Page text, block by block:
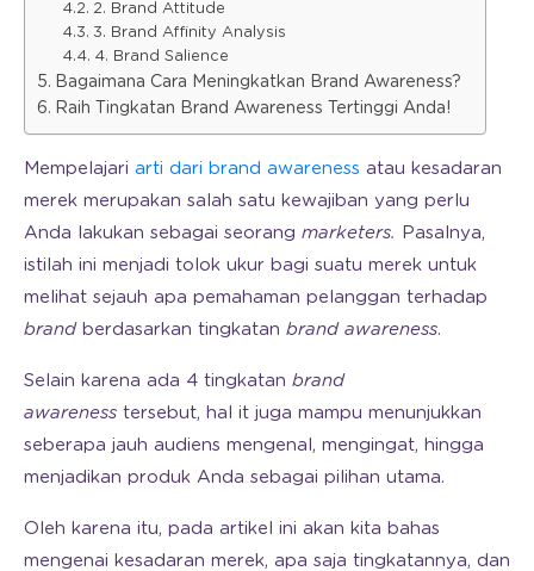
2. Brand Attitude
3. Brand Affinity Analysis
4. Brand Salience
Bagaimana Cara Meningkatkan Brand Awareness?
Raih Tingkatan Brand Awareness Tertinggi Anda!
Mempelajari arti dari brand awareness atau kesadaran
merek merupakan salah satu kewajiban yang perlu
Anda lakukan sebagai seorang marketers. Pasalnya,
istilah ini menjadi tolok ukur bagi suatu merek untuk
melihat sejauh apa pemahaman pelanggan terhadap
brand berdasarkan tingkatan brand awareness.
Selain karena ada 4 tingkatan brand
awareness tersebut, hal it juga mampu menunjukkan
seberapa jauh audiens mengenal, mengingat, hingga
menjadikan produk Anda sebagai pilihan utama.
Oleh karena itu, pada artikel ini akan kita bahas
mengenai kesadaran merek, apa saja tingkatannya, dan